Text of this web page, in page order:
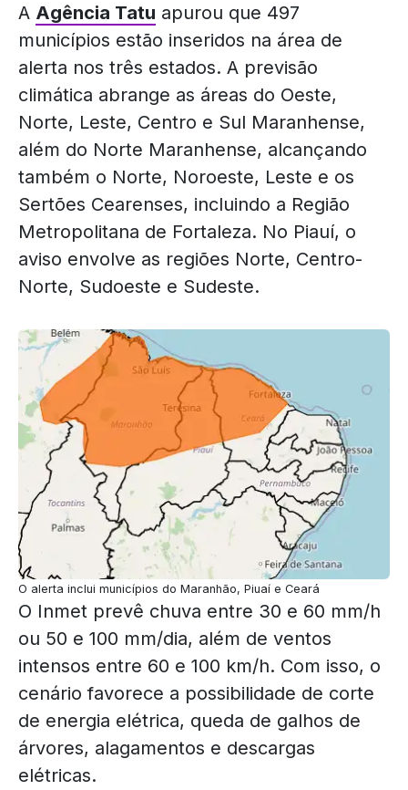
A Agência Tatu apurou que 497
municípios estão inseridos na área de
alerta nos três estados. A previsão
climática abrange as áreas do Oeste,
Norte, Leste, Centro e Sul Maranhense,
além do Norte Maranhense, alcançando
também o Norte, Noroeste, Leste e os
Sertões Cearenses, incluindo a Região
Metropolitana de Fortaleza. No Piauí, o
aviso envolve as regiões Norte, Centro-
Norte, Sudoeste e Sudeste.
O alerta inclui municípios do Maranhão, Piuaí e Ceará
O Inmet prevê chuva entre 30 e 60 mm/h
ou 50 e 100 mm/dia, além de ventos
intensos entre 60 e 100 km/h. Com isso, o
cenário favorece a possibilidade de corte
de energia elétrica, queda de galhos de
árvores, alagamentos e descargas
elétricas.